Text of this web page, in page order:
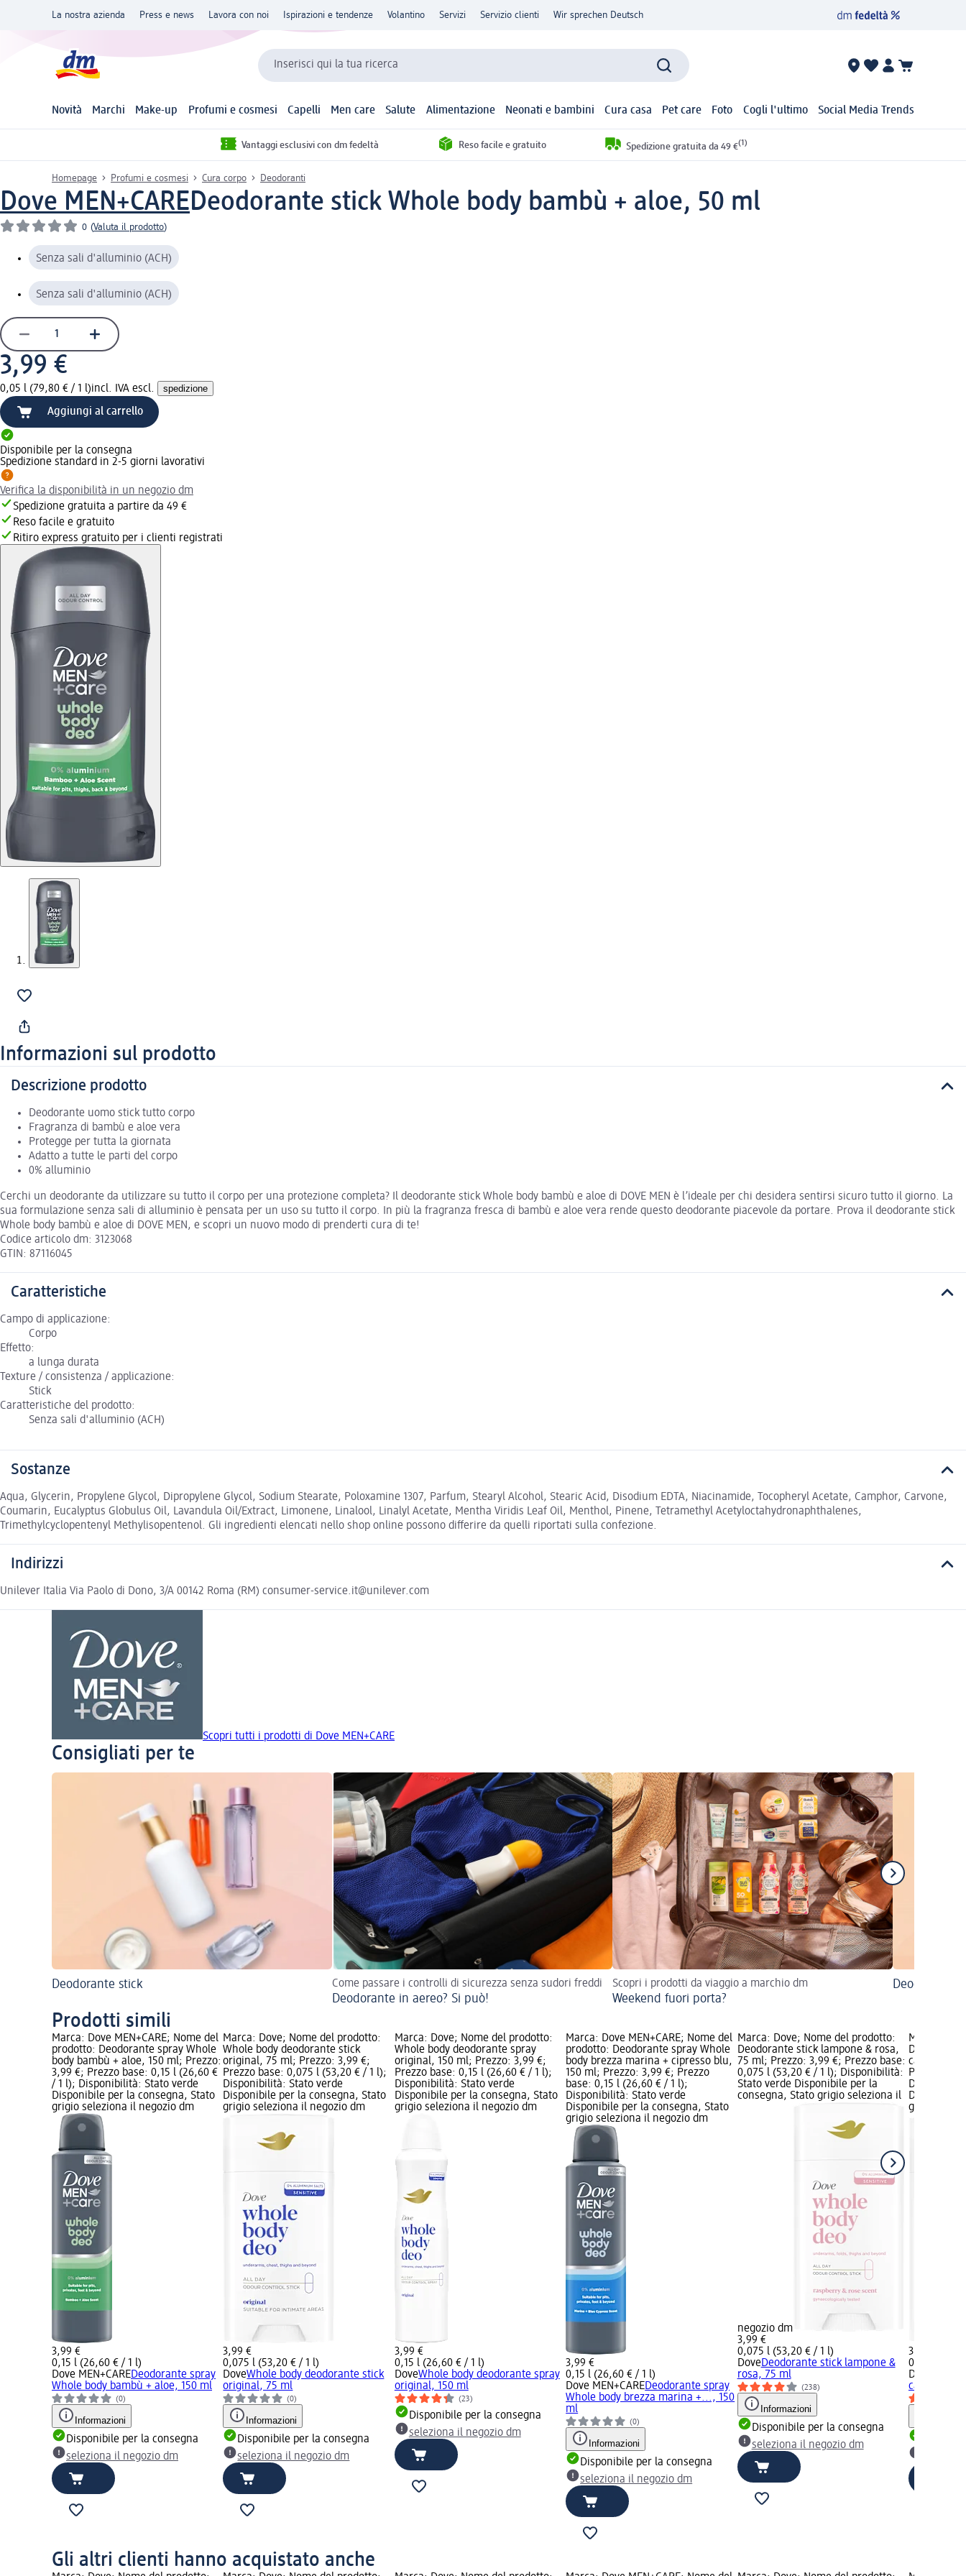
La nostra azienda Press e news Lavora con noi Ispirazioni e tendenze Volantino Servizi Servizio clienti Wir sprechen Deutsch
Inserisci qui la tua ricerca
Novità Marchi Make-up Profumi e cosmesi Capelli Men care Salute Alimentazione Neonati e bambini Cura casa Pet care Foto Cogli l'ultimo Social Media Trends
Vantaggi esclusivi con dm fedeltà Reso facile e gratuito Spedizione gratuita da 49 €(1)
Homepage Profumi e cosmesi Cura corpo Deodoranti
Dove MEN+CAREDeodorante stick Whole body bambù + aloe, 50 ml
0 (Valuta il prodotto)
Senza sali d'alluminio (ACH)
Senza sali d'alluminio (ACH)
3,99 €
0,05 l (79,80 € / 1 l)incl. IVA escl. spedizione
Aggiungi al carrello
Disponibile per la consegna
Spedizione standard in 2-5 giorni lavorativi
Verifica la disponibilità in un negozio dm
Spedizione gratuita a partire da 49 €
Reso facile e gratuito
Ritiro express gratuito per i clienti registrati
Informazioni sul prodotto
Descrizione prodotto
Deodorante uomo stick tutto corpo
Fragranza di bambù e aloe vera
Protegge per tutta la giornata
Adatto a tutte le parti del corpo
0% alluminio
Cerchi un deodorante da utilizzare su tutto il corpo per una protezione completa? Il deodorante stick Whole body bambù e aloe di DOVE MEN è l’ideale per chi desidera sentirsi sicuro tutto il giorno. La
sua formulazione senza sali di alluminio è pensata per un uso su tutto il corpo. In più la fragranza fresca di bambù e aloe vera rende questo deodorante piacevole da portare. Prova il deodorante stick
Whole body bambù e aloe di DOVE MEN, e scopri un nuovo modo di prenderti cura di te!
Codice articolo dm: 3123068
GTIN: 87116045
Caratteristiche
Campo di applicazione:
Corpo
Effetto:
a lunga durata
Texture / consistenza / applicazione:
Stick
Caratteristiche del prodotto:
Senza sali d'alluminio (ACH)
Sostanze
Aqua, Glycerin, Propylene Glycol, Dipropylene Glycol, Sodium Stearate, Poloxamine 1307, Parfum, Stearyl Alcohol, Stearic Acid, Disodium EDTA, Niacinamide, Tocopheryl Acetate, Camphor, Carvone,
Coumarin, Eucalyptus Globulus Oil, Lavandula Oil/Extract, Limonene, Linalool, Linalyl Acetate, Mentha Viridis Leaf Oil, Menthol, Pinene, Tetramethyl Acetyloctahydronaphthalenes,
Trimethylcyclopentenyl Methylisopentenol. Gli ingredienti elencati nello shop online possono differire da quelli riportati sulla confezione.
Indirizzi
Unilever Italia Via Paolo di Dono, 3/A 00142 Roma (RM) consumer-service.it@unilever.com
Scopri tutti i prodotti di Dove MEN+CARE
Consigliati per te
Deodorante stick Come passare i controlli di sicurezza senza sudori freddi
Deodorante in aereo? Si può!
Scopri i prodotti da viaggio a marchio dm
Weekend fuori porta?
Deodorante
Prodotti simili
Marca: Dove MEN+CARE; Nome del
prodotto: Deodorante spray Whole
body bambù + aloe, 150 ml; Prezzo:
3,99 €; Prezzo base: 0,15 l (26,60 €
/ 1 l); Disponibilità: Stato verde
Disponibile per la consegna, Stato
grigio seleziona il negozio dm
3,99 €
0,15 l (26,60 € / 1 l)
Dove MEN+CAREDeodorante spray
Whole body bambù + aloe, 150 ml
(0)
Informazioni
Disponibile per la consegna
seleziona il negozio dm
Marca: Dove; Nome del prodotto:
Whole body deodorante stick
original, 75 ml; Prezzo: 3,99 €;
Prezzo base: 0,075 l (53,20 € / 1 l);
Disponibilità: Stato verde
Disponibile per la consegna, Stato
grigio seleziona il negozio dm
3,99 €
0,075 l (53,20 € / 1 l)
DoveWhole body deodorante stick
original, 75 ml
(0)
Informazioni
Disponibile per la consegna
seleziona il negozio dm
Marca: Dove; Nome del prodotto:
Whole body deodorante spray
original, 150 ml; Prezzo: 3,99 €;
Prezzo base: 0,15 l (26,60 € / 1 l);
Disponibilità: Stato verde
Disponibile per la consegna, Stato
grigio seleziona il negozio dm
3,99 €
0,15 l (26,60 € / 1 l)
DoveWhole body deodorante spray
original, 150 ml
(23)
Disponibile per la consegna
seleziona il negozio dm
Marca: Dove MEN+CARE; Nome del
prodotto: Deodorante spray Whole
body brezza marina + cipresso blu,
150 ml; Prezzo: 3,99 €; Prezzo
base: 0,15 l (26,60 € / 1 l);
Disponibilità: Stato verde
Disponibile per la consegna, Stato
grigio seleziona il negozio dm
3,99 €
0,15 l (26,60 € / 1 l)
Dove MEN+CAREDeodorante spray
Whole body brezza marina +..., 150
ml
(0)
Informazioni
Disponibile per la consegna
seleziona il negozio dm
Marca: Dove; Nome del prodotto:
Deodorante stick lampone & rosa,
75 ml; Prezzo: 3,99 €; Prezzo base:
0,075 l (53,20 € / 1 l); Disponibilità:
Stato verde Disponibile per la
consegna, Stato grigio seleziona il
negozio dm
3,99 €
0,075 l (53,20 € / 1 l)
DoveDeodorante stick lampone &
rosa, 75 ml
(238)
Informazioni
Disponibile per la consegna
seleziona il negozio dm
Marca:
camomilla,
Prezzo
Disponibile
grigio
3,99 €
0,075 l
Dove
camomilla,
Gli altri clienti hanno acquistato anche